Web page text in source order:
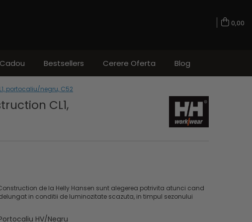
0,00
Bestsellers Cerere Oferta Blog
portocaliu/negru, C52
CL1,
de la Helly Hansen sunt alegerea potrivita atunci cand
in conditii de luminozitate scazuta, in timpul sezonului
HV/Negru